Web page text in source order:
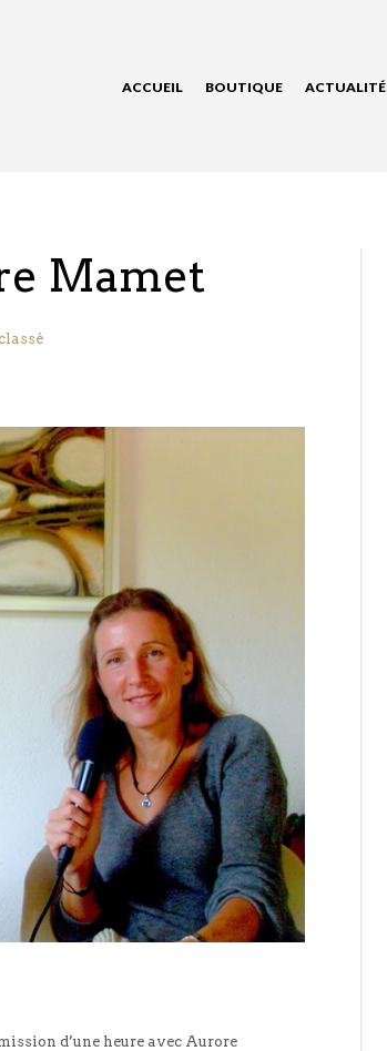
ACCUEIL BOUTIQUE
Mamet
d’une heure avec Aurore